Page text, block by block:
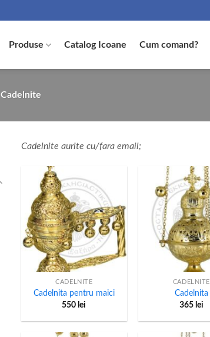
Produse Catalog Icoane Cum comand?
Cadelnite
Cadelnite aurite cu/fara email;
CADELNITE
Cadelnita pentru maici
550 lei
CADELNITE
Cadelnita
365 lei